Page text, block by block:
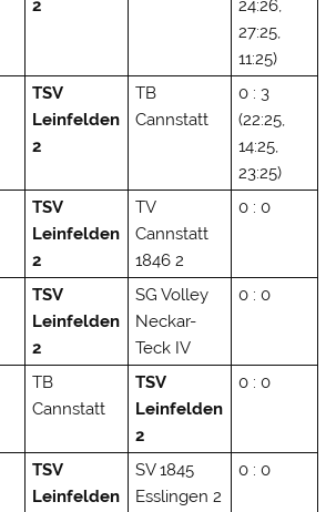
2
24:26,
27:25,
11:25)
TSV
Leinfelden
2
TB
Cannstatt
0 : 3
(22:25,
14:25,
23:25)
TSV
Leinfelden
2
TV
Cannstatt
1846 2
0 : 0
TSV
Leinfelden
2
SG Volley
Neckar-
Teck IV
0 : 0
TB
Cannstatt
TSV
Leinfelden
2
0 : 0
TSV
Leinfelden
SV 1845
Esslingen 2
0 : 0